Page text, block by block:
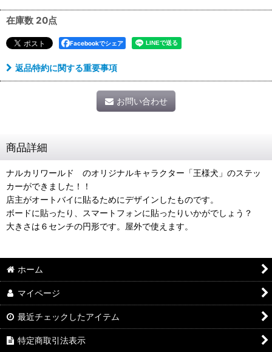
在庫数 20点
Facebookでシェア
返品特約に関する重要事項
お問い合わせ
商品詳細
ナルカリワールド のオリジナルキャラクター「王様犬」のステッ
カーができました！！
店主がオートバイに貼るためにデザインしたものです。
ボードに貼ったり、スマートフォンに貼ったりいかがでしょう？
大きさは６センチの円形です。屋外で使えます。
ホーム
マイページ
最近チェックしたアイテム
特定商取引法表示